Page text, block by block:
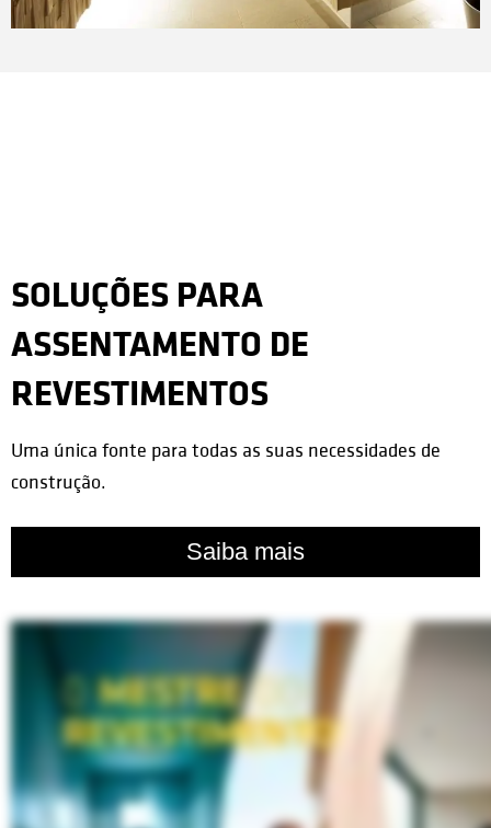
SOLUÇÕES PARA
ASSENTAMENTO DE
REVESTIMENTOS
Uma única fonte para todas as suas necessidades de
construção.
Saiba mais